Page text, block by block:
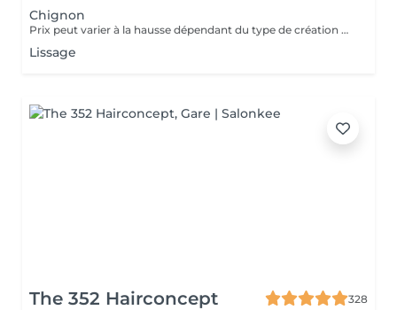
Chignon
Prix peut varier à la hausse dépendant du type de création finalement réalisée.
Lissage
The 352 Hairconcept
328